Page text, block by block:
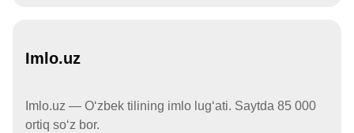
Imlo.uz
Imlo.uz — Oʻzbek tilining imlo lugʻati. Saytda 85 000
ortiq soʻz bor.